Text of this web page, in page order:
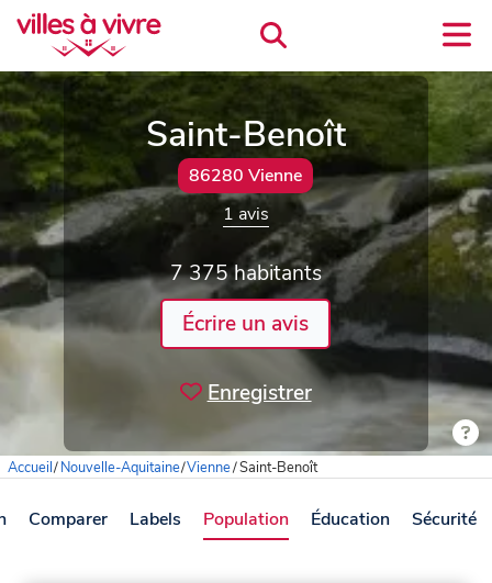
Saint-Benoît
86280 Vienne
1 avis
7 375 habitants
Écrire un avis
Enregistrer
Accueil/Nouvelle-Aquitaine/Vienne/Saint-Benoît
Comparer Labels Population Éducation Sécurité